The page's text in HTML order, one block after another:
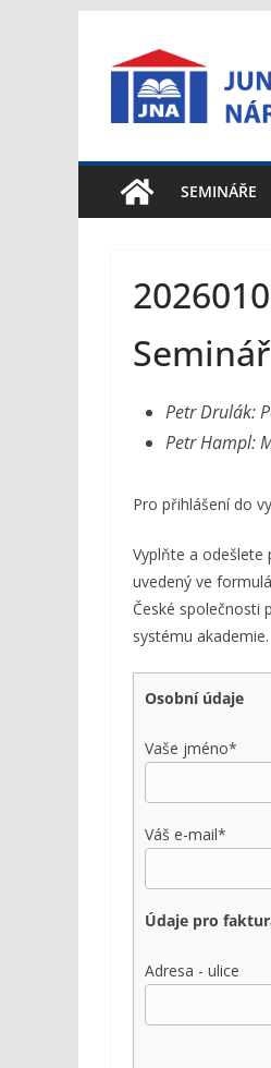
SEMINÁŘE
Petr Drulák:
Petr Hampl:
Pro přihlášení do
Vyplňte a odešlete
uvedený ve
České společnosti
systému akademie.
Osobní údaje
Vaše jméno*
Váš e-mail*
Údaje pro
Adresa - ulice